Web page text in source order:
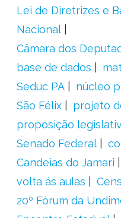
Lei de Diretrizes e
Nacional
Câmara dos
base de dados
Seduc PA
núcleo
São Félix
projeto
proposição
Senado Federal
Candeias do Jamari
volta ás aulas
20º Fórum da